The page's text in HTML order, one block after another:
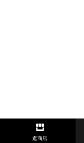
逛商店